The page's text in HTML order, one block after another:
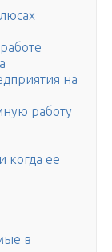
на
работу
когда ее
в